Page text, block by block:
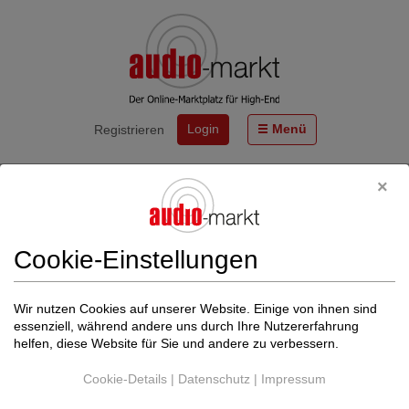
Registrieren Login Menü
Hier finden Sie die neuesten Beiträge rund um das Thema HiFi
Audio.
Filter
Cookie-Einstellungen
Wir nutzen Cookies auf unserer Website. Einige von ihnen sind
essenziell, während andere uns durch Ihre Nutzererfahrung
helfen, diese Website für Sie und andere zu verbessern.
Cookie-Details | Datenschutz | Impressum